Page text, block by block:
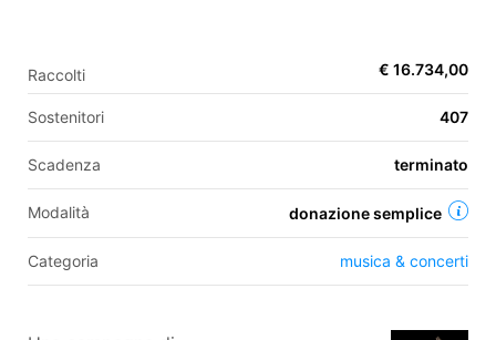
Raccolti € 16.734,00
Sostenitori 407
Scadenza terminato
Modalità donazione semplice
Categoria musica & concerti